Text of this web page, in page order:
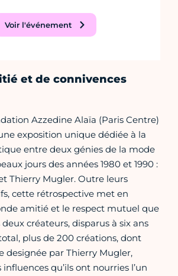
Voir l'événement
et de connivences
Azzedine Alaïa (Paris Centre)
exposition unique dédiée à la
entre deux génies de la mode
jours des années 1980 et 1990 :
Thierry Mugler. Outre leurs
cette rétrospective met en
amitié et le respect mutuel que
créateurs, disparus à six ans
plus de 200 créations, dont
designée par Thierry Mugler,
qu’ils ont nourries l’un